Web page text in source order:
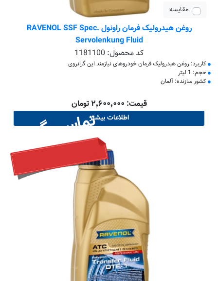
مقایسه
روغن هیدرولیک فرمان راونول RAVENOL SSF Spec.
Servolenkung Fluid
کد محصول: 1181100
کاربرد: روغن هیدرولیک فرمان خودروهای نیازمند این گرانروی
حجم: 1 لیتر
کشور سازنده: آلمان
قیمت: ۲٬۶۰۰٬۰۰۰ تومان
اطلاعات بیشترتماس بگیرید